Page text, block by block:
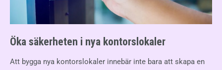
Öka säkerheten i nya kontorslokaler
Att bygga nya kontorslokaler innebär inte bara att skapa en